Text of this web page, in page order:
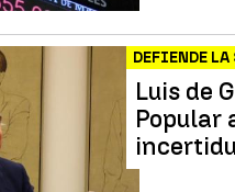
DEFIENDE
Luis de
Popular